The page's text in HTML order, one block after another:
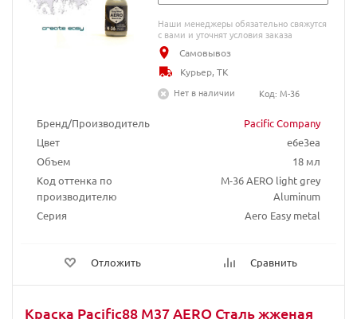
Бренд/Производитель
Pacific Company
Цвет
e6e3ea
Объем
18 мл
Код оттенка по
производителю
М-36 AERO light grey
Aluminum
Серия
Aero Easy metal
Отложить Сравнить
Наши менеджеры обязательно свяжутся
с вами и уточнят условия заказа
Самовывоз
Курьер, ТК
Нет в наличии
Код: M-36
Краска Pacific88 M37 AERO Сталь жженая